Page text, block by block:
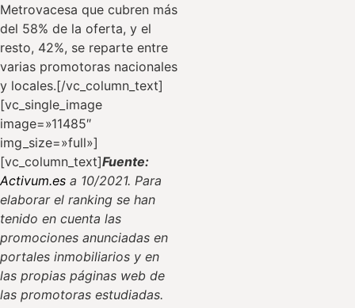
Metrovacesa que cubren más
del 58% de la oferta, y el
resto, 42%, se reparte entre
varias promotoras nacionales
y locales.[/vc_column_text]
[vc_single_image
image=»11485″
img_size=»full»]
[vc_column_text]Fuente:
Activum.es a 10/2021. Para
elaborar el ranking se han
tenido en cuenta las
promociones anunciadas en
portales inmobiliarios y en
las propias páginas web de
las promotoras estudiadas.